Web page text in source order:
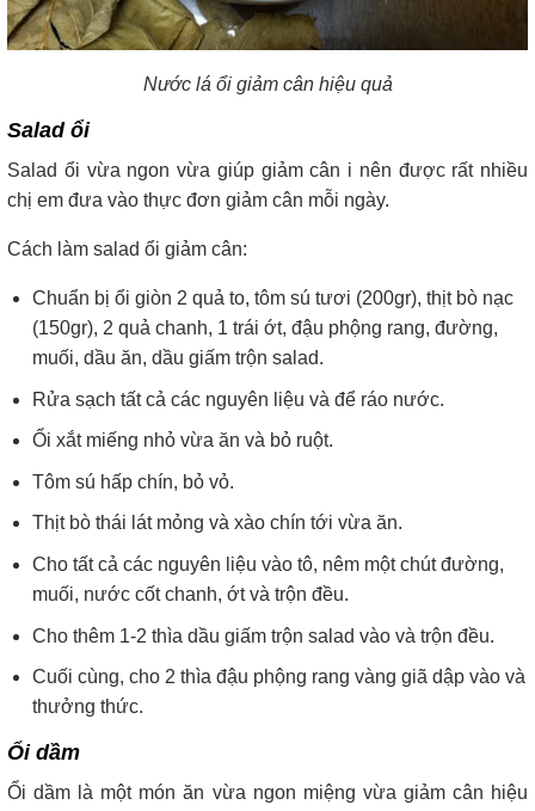
Nước lá ổi giảm cân hiệu quả
Salad ổi
Salad ổi vừa ngon vừa giúp giảm cân i nên được rất nhiều
chị em đưa vào thực đơn giảm cân mỗi ngày.
Cách làm salad ổi giảm cân:
Chuẩn bị ổi giòn 2 quả to, tôm sú tươi (200gr), thịt bò nạc
(150gr), 2 quả chanh, 1 trái ớt, đậu phộng rang, đường,
muối, dầu ăn, dầu giấm trộn salad.
Rửa sạch tất cả các nguyên liệu và để ráo nước.
Ổi xắt miếng nhỏ vừa ăn và bỏ ruột.
Tôm sú hấp chín, bỏ vỏ.
Thịt bò thái lát mỏng và xào chín tới vừa ăn.
Cho tất cả các nguyên liệu vào tô, nêm một chút đường,
muối, nước cốt chanh, ớt và trộn đều.
Cho thêm 1-2 thìa dầu giấm trộn salad vào và trộn đều.
Cuối cùng, cho 2 thìa đậu phộng rang vàng giã dập vào và
thưởng thức.
Ổi dầm
Ổi dầm là một món ăn vừa ngon miệng vừa giảm cân hiệu